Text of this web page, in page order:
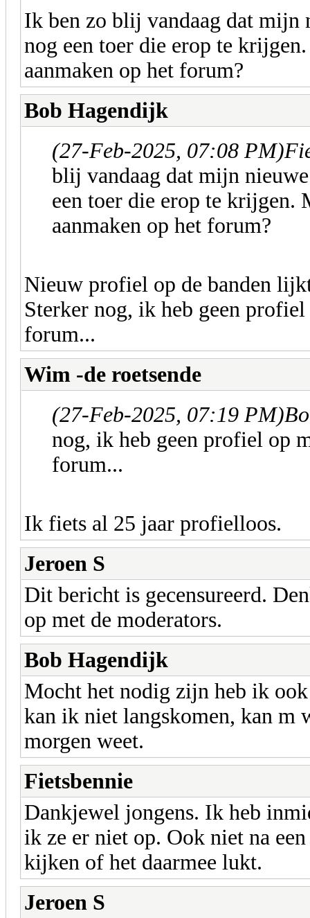
Ik ben zo blij vandaag dat mijn
nog een toer die erop te
aanmaken op het forum?
Bob Hagendijk
(27-Feb-2025, 07:08 PM)
blij vandaag dat mijn
een toer die erop te
aanmaken op het forum?
Nieuw profiel op de banden
Sterker nog, ik heb geen
forum...
Wim -de roetsende
(27-Feb-2025, 07:19 PM)
nog, ik heb geen profiel op
forum...
Ik fiets al 25 jaar profielloos.
Jeroen S
Dit bericht is gecensureerd.
op met de moderators.
Bob Hagendijk
Mocht het nodig zijn heb ik
kan ik niet langskomen, kan m
morgen weet.
Fietsbennie
Dankjewel jongens. Ik heb
ik ze er niet op. Ook niet na
kijken of het daarmee lukt.
Jeroen S